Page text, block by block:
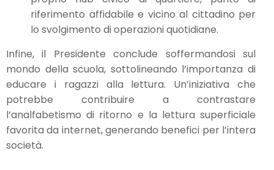
riferimento affidabile e vicino al cittadino per
lo svolgimento di operazioni quotidiane.
Infine, il Presidente conclude soffermandosi sul
mondo della scuola, sottolineando l’importanza di
educare i ragazzi alla lettura. Un’iniziativa che
potrebbe contribuire a contrastare
l’analfabetismo di ritorno e la lettura superficiale
favorita da internet, generando benefici per l’intera
società.